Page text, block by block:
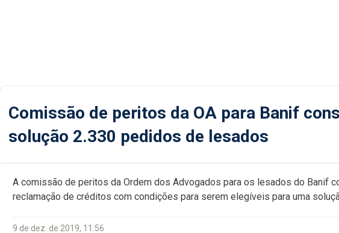
Comissão de peritos da OA para Banif
solução 2.330 pedidos de lesados
A comissão de peritos da Ordem dos Advogados para os lesados do Banif
reclamação de créditos com condições para serem elegíveis para uma
9 de dez. de 2019, 11:56